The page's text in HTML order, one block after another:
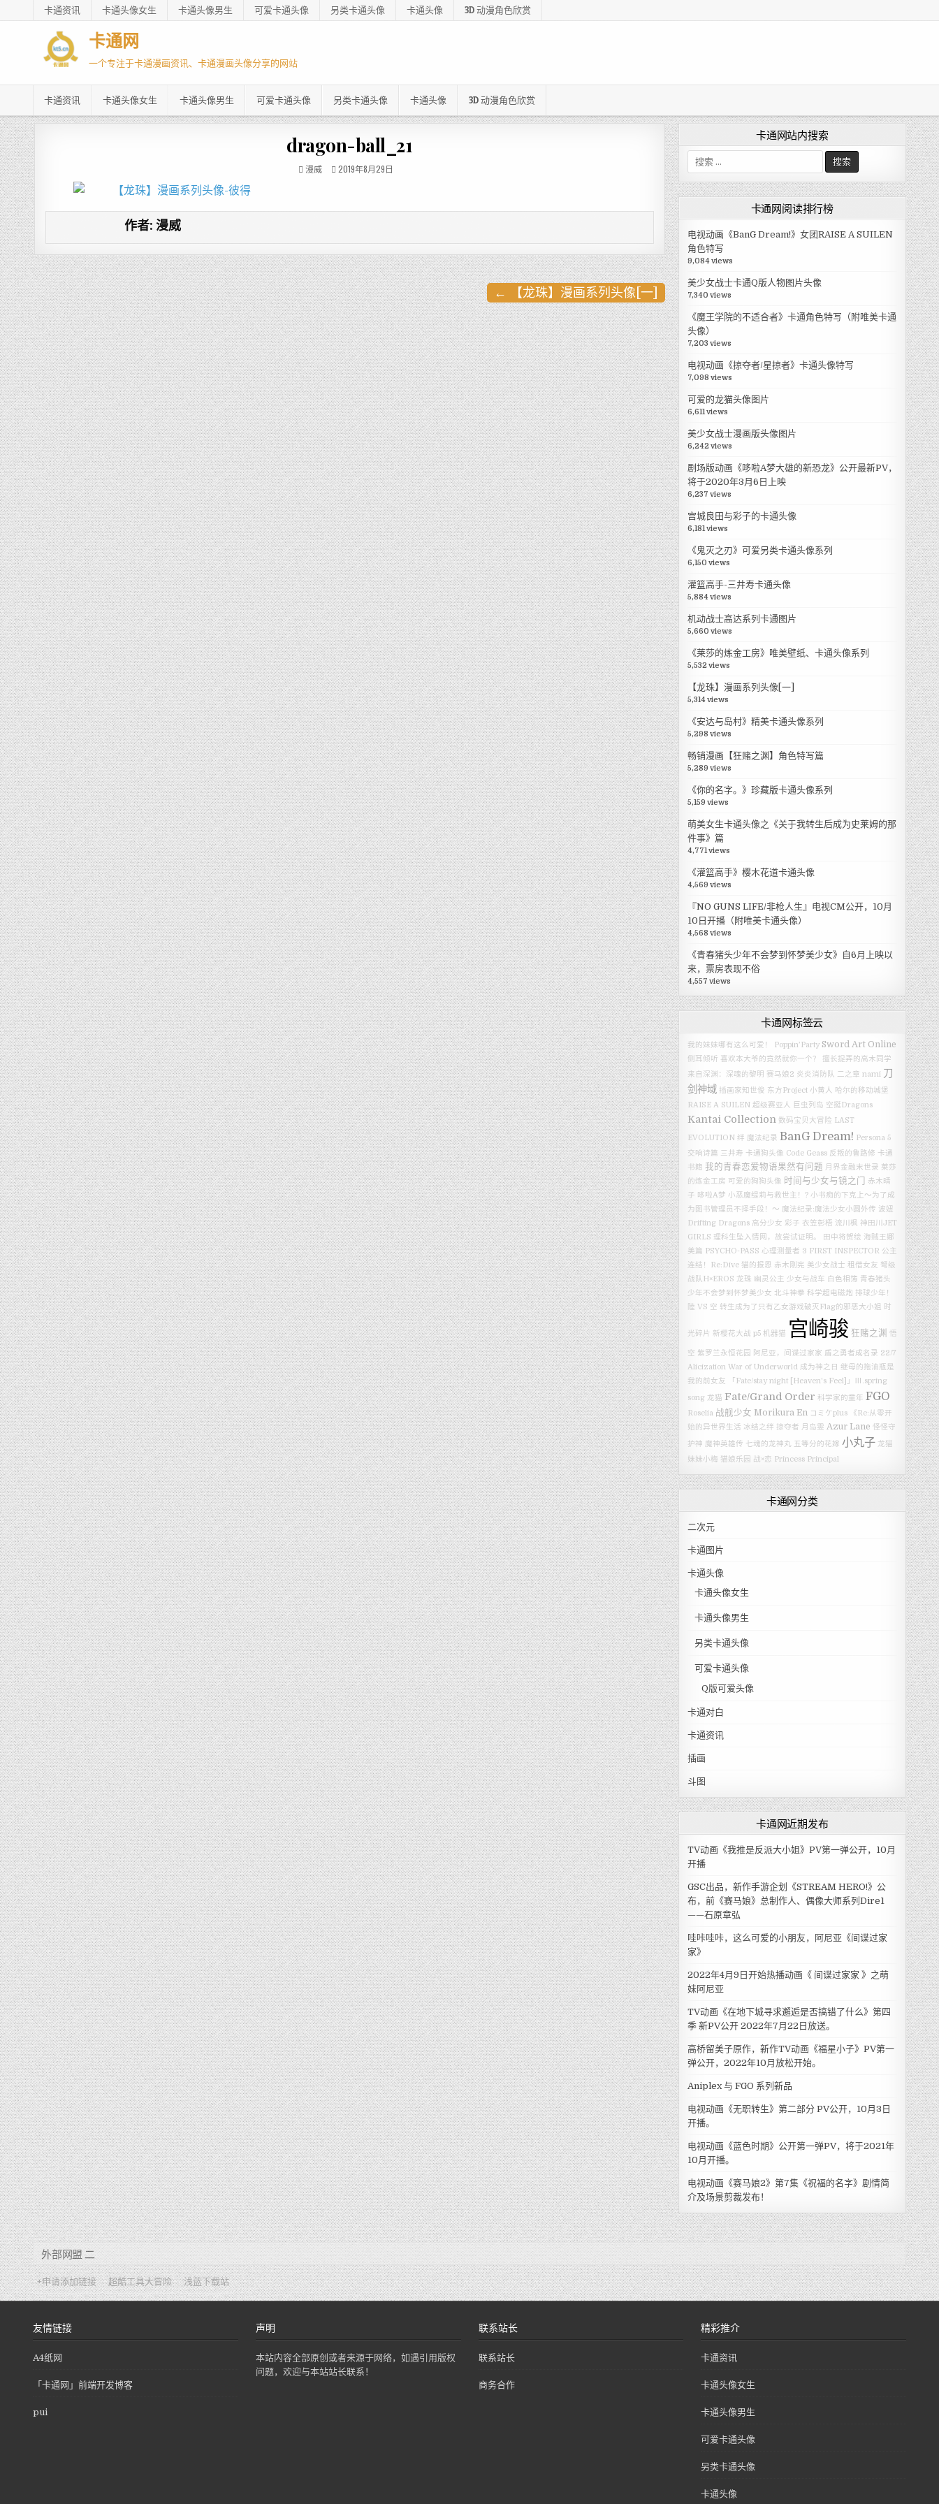
卡通资讯 卡通头像女生 卡通头像男生 可爱卡通头像 另类卡通头像 卡通头像 3D 动漫角色欣赏
卡通网
一个专注于卡通漫画资讯、卡通漫画头像分享的网站
卡通资讯 卡通头像女生 卡通头像男生 可爱卡通头像 另类卡通头像 卡通头像 3D 动漫角色欣赏
dragon-ball_21
漫威 2019年8月29日
作者: 漫威
文
章
导
航
← 【龙珠】漫画系列头像[一]
卡通网站内搜索
搜
索
:
卡通网阅读排行榜
电视动画《BanG Dream!》女团RAISE A SUILEN
角色特写
9,084 views
美少女战士卡通Q版人物图片头像
7,340 views
《魔王学院的不适合者》卡通角色特写（附唯美卡通
头像）
7,203 views
电视动画《掠夺者/星掠者》卡通头像特写
7,098 views
可爱的龙猫头像图片
6,611 views
美少女战士漫画版头像图片
6,242 views
剧场版动画《哆啦A梦大雄的新恐龙》公开最新PV，
将于2020年3月6日上映
6,237 views
宫城良田与彩子的卡通头像
6,181 views
《鬼灭之刃》可爱另类卡通头像系列
6,150 views
灌篮高手-三井寿卡通头像
5,884 views
机动战士高达系列卡通图片
5,660 views
《莱莎的炼金工房》唯美壁纸、卡通头像系列
5,532 views
【龙珠】漫画系列头像[一]
5,314 views
《安达与岛村》精美卡通头像系列
5,298 views
畅销漫画【狂赌之渊】角色特写篇
5,289 views
《你的名字。》珍藏版卡通头像系列
5,159 views
萌美女生卡通头像之《关于我转生后成为史莱姆的那
件事》篇
4,771 views
《灌篮高手》樱木花道卡通头像
4,569 views
『NO GUNS LIFE/非枪人生』电视CM公开，10月
10日开播（附唯美卡通头像）
4,568 views
《青春猪头少年不会梦到怀梦美少女》自6月上映以
来，票房表现不俗
4,557 views
卡通网标签云
我的妹妹哪有这么可爱！ Poppin’Party Sword Art Online
侧耳倾听 喜欢本大爷的竟然就你一个？
擅长捉弄的高木同学
来自深渊：深魂的黎明 赛马娘2 炎炎消防队 二之章 nami 刀
剑神域 插画家知世俊 东方Project 小黄人 哈尔的移动城堡
RAISE A SUILEN 超级赛亚人 巨虫列岛 空挺Dragons
Kantai Collection 数码宝贝大冒险 LAST
EVOLUTION 绊 魔法纪录 BanG Dream! Persona 5
交响诗篇 三井寿 卡通狗头像 Code Geass 反叛的鲁路修 卡通
书籍 我的青春恋爱物语果然有问题 月界金融末世录 莱莎
的炼金工房 可爱的狗狗头像 时间与少女与镜之门
赤木晴
子 哆啦A梦 小恶魔缇莉与救世主！? 小书痴的下克上～为了成
为图书管理员不择手段！～ 魔法纪录:魔法少女小圆外传 波妞
Drifting Dragons 高分少女 彩子 衣笠彰梧 流川枫 神田川JET
GIRLS 理科生坠入情网，故尝试证明。 田中将贺绘 海贼王娜
美篇 PSYCHO-PASS 心理测量者 3 FIRST INSPECTOR 公主
连结！Re:Dive 猫的报恩 赤木刚宪 美少女战士 租借女友 弩级
战队H×EROS 龙珠 幽灵公主 少女与战车 白色相簿 青春猪头
少年不会梦到怀梦美少女 北斗神拳 科学超电磁炮 排球少年！
陸 VS 空 转生成为了只有乙女游戏破灭Flag的邪恶大小姐 时
光碎片 新樱花大战 p5 机器猫 宫崎骏 狂赌之渊 悟
空 紫罗兰永恒花园 阿尼亚，间谍过家家 盾之勇者成名录 22/7
Alicization War of Underworld 成为神之日 继母的拖油瓶是
我的前女友
「Fate/stay night [Heaven's Feel]」Ⅲ.spring
song 龙猫 Fate/Grand Order 科学家的童年 FGO
Roselia 战舰少女 Morikura En コミケplus
《Re:从零开
始的异世界生活 冰结之绊 掠夺者 月岛雯 Azur Lane 怪怪守
护神 魔神英雄传 七魂的龙神丸 五等分的花嫁 小丸子 龙猫
妹妹小梅 猫娘乐园 战×恋 Princess Principal
卡通网分类
二次元
卡通图片
卡通头像
卡通头像女生
卡通头像男生
另类卡通头像
可爱卡通头像
Q版可爱头像
卡通对白
卡通资讯
插画
斗图
卡通网近期发布
TV动画《我推是反派大小姐》PV第一弹公开，10月
开播
GSC出品，新作手游企划《STREAM HERO!》公
布，前《赛马娘》总制作人、偶像大师系列Dire1
——石原章弘
哇咔哇咔，这么可爱的小朋友，阿尼亚《间谍过家
家》
2022年4月9日开始热播动画《 间谍过家家 》之萌
妹阿尼亚
TV动画《在地下城寻求邂逅是否搞错了什么》第四
季 新PV公开 2022年7月22日放送。
高桥留美子原作，新作TV动画《福星小子》PV第一
弹公开，2022年10月放松开始。
Aniplex 与 FGO 系列新品
电视动画《无职转生》第二部分 PV公开，10月3日
开播。
电视动画《蓝色时期》公开第一弹PV，将于2021年
10月开播。
电视动画《赛马娘2》第7集《祝福的名字》剧情简
介及场景剪裁发布！
外部网盟 二
+申请添加链接 超酷工具大冒险 浅蓝下载站
友情链接
A4纸网
「卡通网」前端开发博客
pui
声明
本站内容全部原创或者来源于网络，如遇引用版权
问题，欢迎与本站站长联系！
联系站长
联系站长
商务合作
精彩推介
卡通资讯
卡通头像女生
卡通头像男生
可爱卡通头像
另类卡通头像
卡通头像